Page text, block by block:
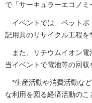
で「サーキュラーエコノミ
イベントでは、ペットボ
記用具のリサイクル工程を
また、リチウムイオン電
当イベントで電池等の回収
*生産活動や消費活動な
な利用を図る経済活動の